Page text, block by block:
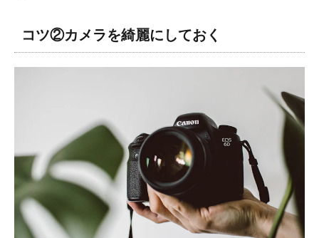
コツ②カメラを綺麗にしておく